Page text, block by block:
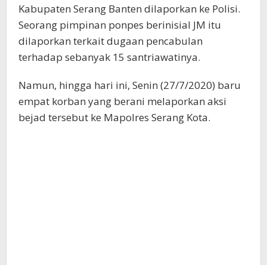
Kabupaten Serang Banten dilaporkan ke Polisi.
Seorang pimpinan ponpes berinisial JM itu
dilaporkan terkait dugaan pencabulan
terhadap sebanyak 15 santriawatinya.
Namun, hingga hari ini, Senin (27/7/2020) baru
empat korban yang berani melaporkan aksi
bejad tersebut ke Mapolres Serang Kota.